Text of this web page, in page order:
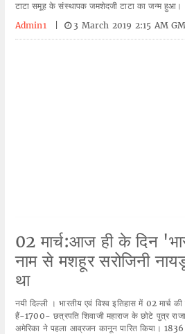
टाटा समूह के संस्थापक जमशेदजी टाटा का जन्म हुआ।
Admin1
3 March 2019 2:15 AM
02 मार्च:आज ही के दिन
नाम से मशहूर सरोजिनी
था
नयी दिल्ली । भारतीय एवं विश्व इतिहास में 02 मार्च
हैं-1700- छत्रपति शिवाजी महाराज के छोटे पुत्र
अमेरिका ने पहला आव्रजन कानून पारित किया।